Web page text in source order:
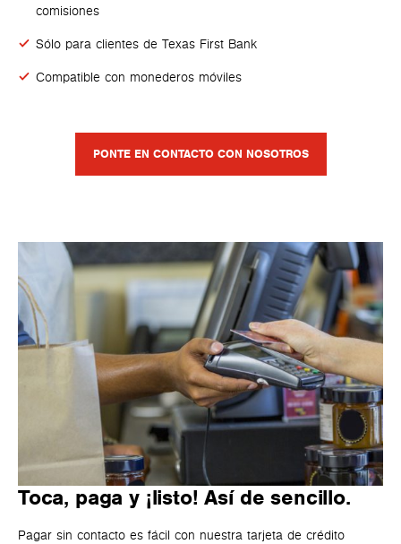
comisiones
Sólo para clientes de Texas First Bank
Compatible con monederos móviles
PONTE EN CONTACTO CON NOSOTROS
Toca, paga y ¡listo! Así de sencillo.
Pagar sin contacto es fácil con nuestra tarjeta de crédito